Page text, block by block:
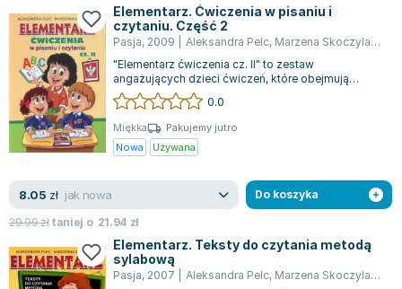
Maciej Orłoś
Jo Nesbo
Katarzyna Miller
Antoine de Saint Exupery
Lew Tołstoj
Mark Twain
Marcin Meller
ks. Piotr Pawlukiewicz
Jarosław Sokołowski
Piotr Latocha
Michael Scott
Elementarz. Ćwiczenia w pisaniu i
czytaniu. Część 2
Pasja, 2009 Aleksandra Pelc, Marzena Skoczylas ,
"Elementarz ćwiczenia cz. II" to zestaw
angażujących dzieci ćwiczeń, które obejmują
krzyżówki, układanki i rebusy. Te zadania nie...
0.0
Miękka
Pakujemy jutro
Nowa
Używana
8.05 zł jak nowa
29.99złtaniej o 21.94 zł
Do koszyka
Elementarz. Teksty do czytania metodą
sylabową
Pasja, 2007 Aleksandra Pelc, Marzena Skoczylas ,